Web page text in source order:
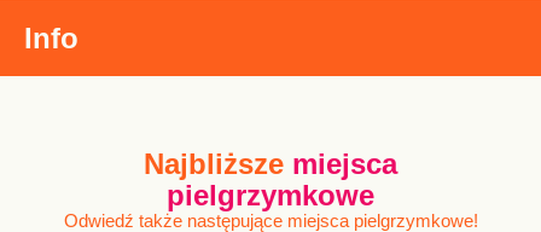
Info
Najbliższe miejsca
pielgrzymkowe
Odwiedź także następujące miejsca pielgrzymkowe!